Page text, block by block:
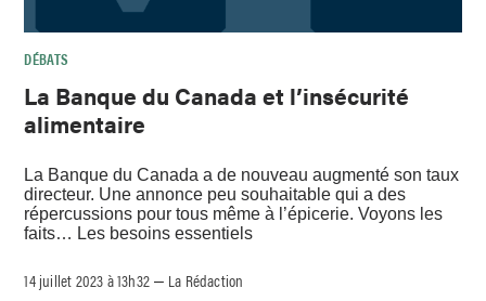
DÉBATS
La Banque du Canada et l’insécurité
alimentaire
La Banque du Canada a de nouveau augmenté son taux
directeur. Une annonce peu souhaitable qui a des
répercussions pour tous même à l’épicerie. Voyons les
faits… Les besoins essentiels
14 juillet 2023 à 13h32 – La Rédaction